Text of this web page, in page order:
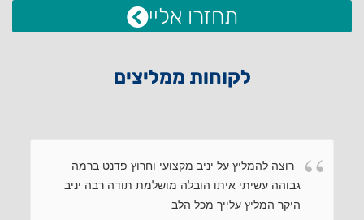
תחזרו אליי
לקוחות ממליצים
רוצה להמליץ על יניב מקצועי וחרוץ פדנט ברמה
גבוהה עשיתי איתו הובלה מושלמת תודה רבה יניב
היקר המליץ עלייך מכל הלב